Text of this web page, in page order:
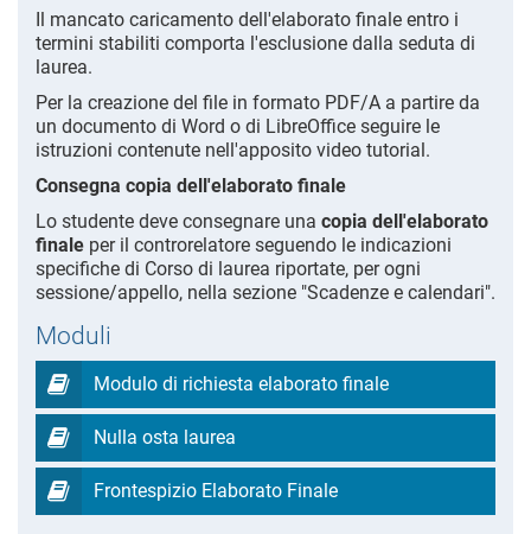
Il mancato caricamento dell'elaborato finale entro i
termini stabiliti comporta l'esclusione dalla seduta di
laurea.
Per la creazione del file in formato PDF/A a partire da
un documento di Word o di LibreOffice seguire le
istruzioni contenute nell'apposito video tutorial.
Consegna copia dell'elaborato finale
Lo studente deve consegnare una copia dell'elaborato
finale per il controrelatore seguendo le indicazioni
specifiche di Corso di laurea riportate, per ogni
sessione/appello, nella sezione "Scadenze e calendari".
Moduli
Modulo di richiesta elaborato finale
Nulla osta laurea
Frontespizio Elaborato Finale